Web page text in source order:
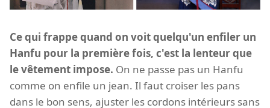
Ce qui frappe quand on voit quelqu'un enfiler un
Hanfu pour la première fois, c'est la lenteur que
le vêtement impose. On ne passe pas un Hanfu
comme on enfile un jean. Il faut croiser les pans
dans le bon sens, ajuster les cordons intérieurs sans